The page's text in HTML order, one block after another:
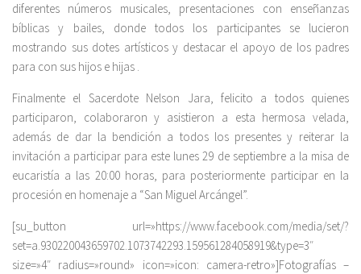
diferentes números musicales, presentaciones con enseñanzas
bíblicas y bailes, donde todos los participantes se lucieron
mostrando sus dotes artísticos y destacar el apoyo de los padres
para con sus hijos e hijas .
Finalmente el Sacerdote Nelson Jara, felicito a todos quienes
participaron, colaboraron y asistieron a esta hermosa velada,
además de dar la bendición a todos los presentes y reiterar la
invitación a participar para este lunes 29 de septiembre a la misa de
eucaristía a las 20:00 horas, para posteriormente participar en la
procesión en homenaje a “San Miguel Arcángel”.
[su_button url=»https://www.facebook.com/media/set/?
set=a.930220043659702.1073742293.159561284058919&type=3″
size=»4″ radius=»round» icon=»icon: camera-retro»]Fotografías –